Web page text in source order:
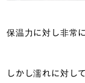
保温力に対し非常
しかし濡れに対し